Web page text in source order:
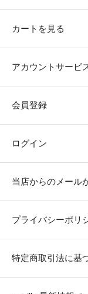
カートを見る
アカウントサービ
会員登録
ログイン
当店からのメール
プライバシーポリ
特定商取引法に基